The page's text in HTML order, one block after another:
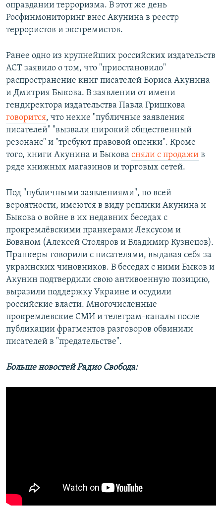
оправдании терроризма. В этот же день
Росфинмониторинг внес Акунина в реестр
террористов и экстремистов.
Ранее одно из крупнейших российских издательств
АСТ заявило о том, что "приостановило"
распространение книг писателей Бориса Акунина
и Дмитрия Быкова. В заявлении от имени
гендиректора издательства Павла Гришкова
говорится, что некие "публичные заявления
писателей" "вызвали широкий общественный
резонанс" и "требуют правовой оценки". Кроме
того, книги Акунина и Быкова сняли с продажи в
ряде книжных магазинов и торговых сетей.
Под "публичными заявлениями", по всей
вероятности, имеются в виду реплики Акунина и
Быкова о войне в их недавних беседах с
прокремлёвскими пранкерами Лексусом и
Вованом (Алексей Столяров и Владимир Кузнецов).
Пранкеры говорили с писателями, выдавая себя за
украинских чиновников. В беседах с ними Быков и
Акунин подтвердили свою антивоенную позицию,
выразили поддержку Украине и осудили
российские власти. Многочисленные
прокремлевские СМИ и телеграм-каналы после
публикации фрагментов разговоров обвинили
писателей в "предательстве".
Больше новостей Радио Свобода: